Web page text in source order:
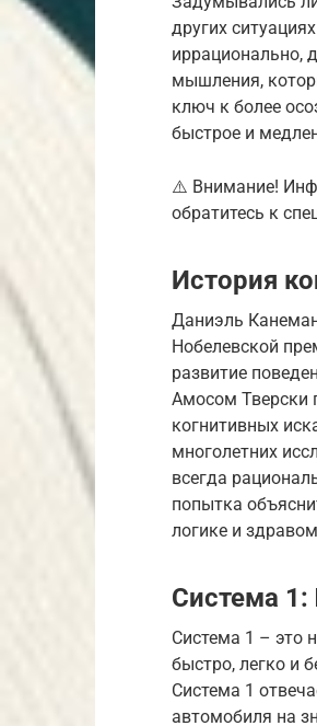
других
иррационально,
мышления,
ключ к более
быстрое и
⚠️ Внимание!
обратитесь к
История
Даниэль
Нобелевской
развитие
Амосом Тверски
когнитивных
многолетних
всегда
попытка
логике и
Система
Система 1 – это
быстро, легко и
Система 1
автомобиля на